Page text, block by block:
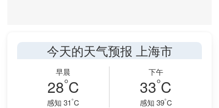
今天的天气预报 上海市
早晨
28°C
感知 31°C
下午
33°C
感知 39°C